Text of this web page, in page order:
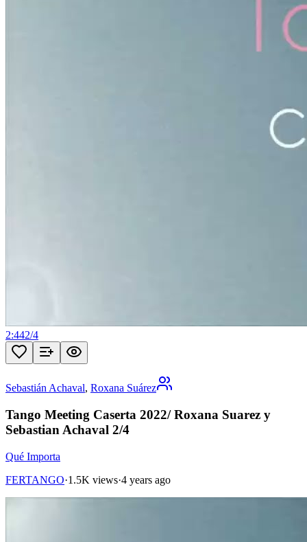
2:442/4
Sebastián Achaval, Roxana Suárez
Tango Meeting Caserta 2022/ Roxana Suarez y
Sebastian Achaval 2/4
Qué Importa
FERTANGO·1.5K views·4 years ago